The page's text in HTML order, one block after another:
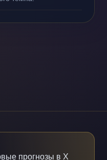
прогнозы в X